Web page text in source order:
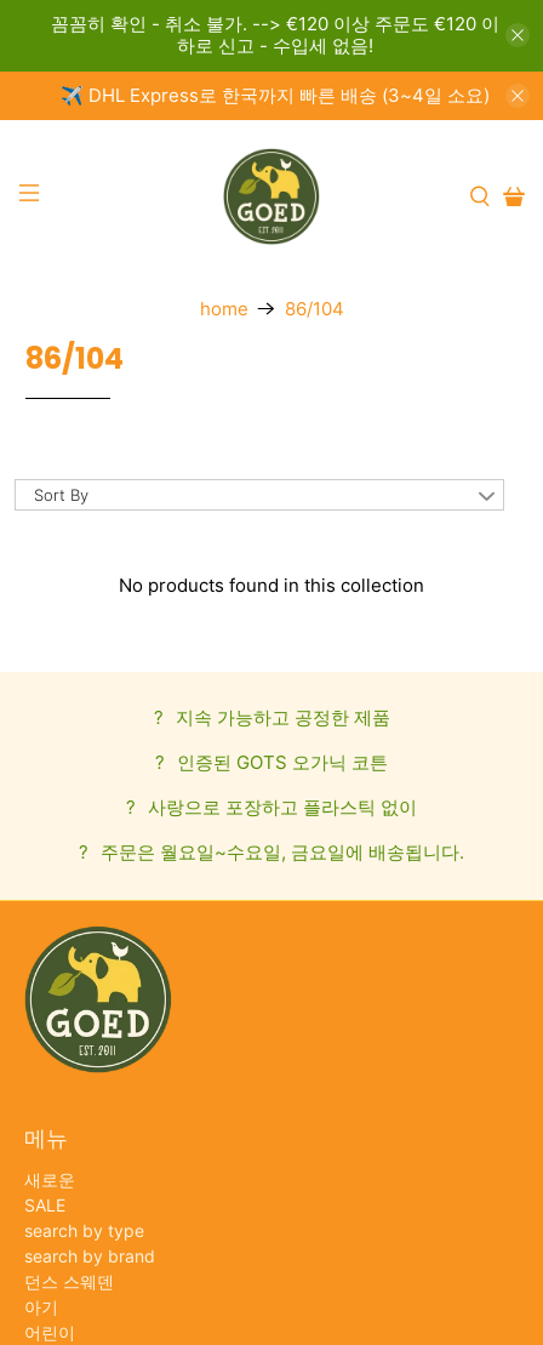
꼼꼼히 확인 - 취소 불가. --> €120 이상 주문도 €120 이
하로 신고 - 수입세 없음!
✈️ DHL Express로 한국까지 빠른 배송 (3~4일 소요)
home 86/104
86/104
Sort By
No products found in this collection
?
지속 가능하고 공정한 제품
?
인증된 GOTS 오가닉 코튼
? 사랑으로 포장하고 플라스틱 없이
?
주문은 월요일~수요일, 금요일에 배송됩니다.
메뉴
새로운
SALE
search by type
search by brand
던스 스웨덴
아기
어린이